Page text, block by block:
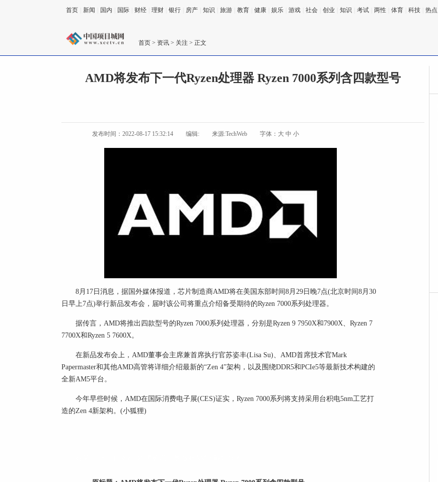
首页 新闻 国内 国际 财经 理财 银行 房产 知识 旅游 教育 健康 娱乐 游戏 社会 创业 知识 考试 两性 体育 科技 热点
首页 > 资讯 > 关注 > 正文
AMD将发布下一代Ryzen处理器 Ryzen 7000系列含四款型号
发布时间：2022-08-17 15:32:14 编辑: 来源:TechWeb 字体： 大 中 小
8月17日消息，据国外媒体报道，芯片制造商AMD将在美国东部时间8月29日晚7点(北京时间8月30
日早上7点)举行新品发布会，届时该公司将重点介绍备受期待的Ryzen 7000系列处理器。
据传言，AMD将推出四款型号的Ryzen 7000系列处理器，分别是Ryzen 9 7950X和7900X、Ryzen 7
7700X和Ryzen 5 7600X。
在新品发布会上，AMD董事会主席兼首席执行官苏姿丰(Lisa Su)、AMD首席技术官Mark
Papermaster和其他AMD高管将详细介绍最新的“Zen 4”架构，以及围绕DDR5和PCIe5等最新技术构建的
全新AM5平台。
今年早些时候，AMD在国际消费电子展(CES)证实，Ryzen 7000系列将支持采用台积电5nm工艺打
造的Zen 4新架构。(小狐狸)